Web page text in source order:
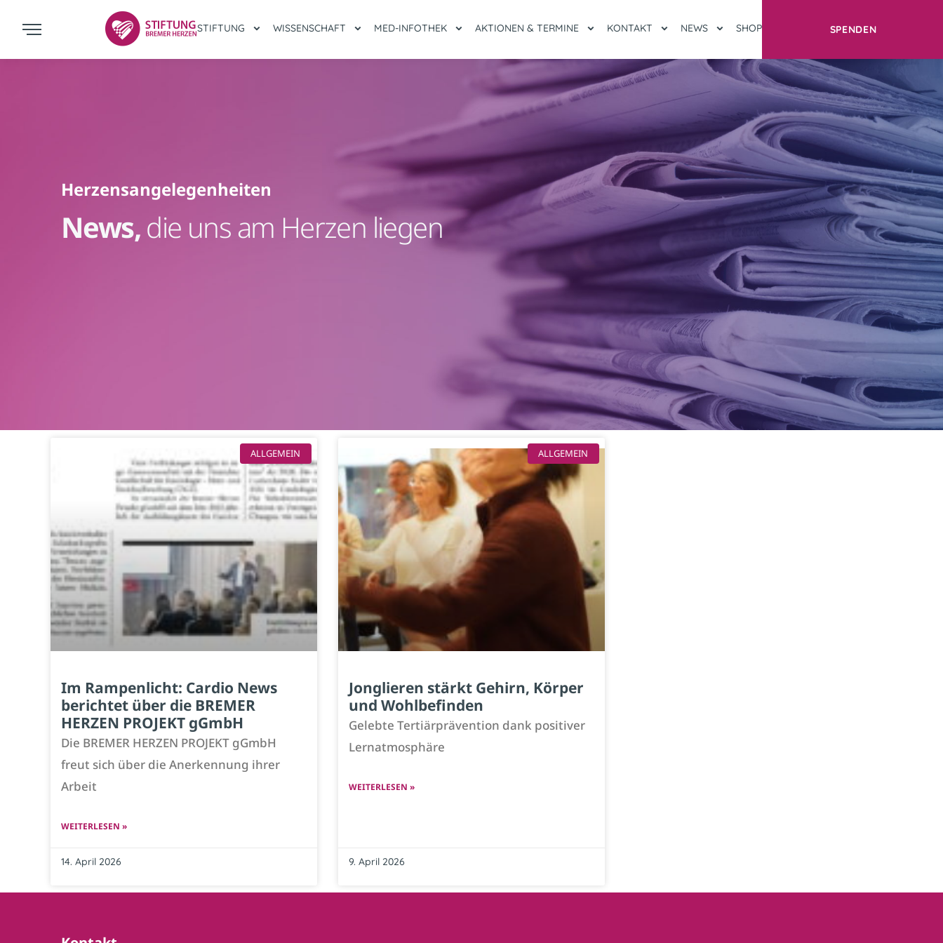
STIFTUNG WISSENSCHAFT MED-INFOTHEK AKTIONEN & TERMINE KONTAKT NEWS SHOP SPENDEN
Herzensangelegenheiten
News,die uns am Herzen liegen
ALLGEMEIN
Im Rampenlicht: Cardio News
berichtet über die BREMER
HERZEN PROJEKT gGmbH
Die BREMER HERZEN PROJEKT gGmbH
freut sich über die Anerkennung ihrer
Arbeit
WEITERLESEN »
14. April 2026
ALLGEMEIN
Jonglieren stärkt Gehirn, Körper
und Wohlbefinden
Gelebte Tertiärprävention dank positiver
Lernatmosphäre
WEITERLESEN »
9. April 2026